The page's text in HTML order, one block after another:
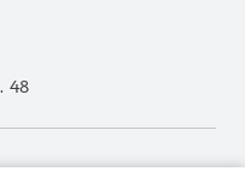
48